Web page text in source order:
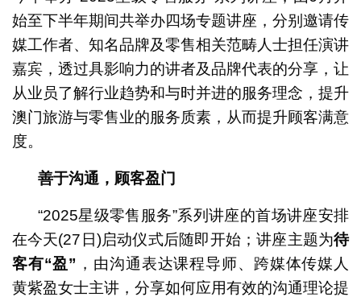
始至下半年期间共举办四场专题讲座，分别邀请传
媒工作者、知名品牌及零售相关范畴人士担任演讲
嘉宾，透过具影响力的讲者及品牌代表的分享，让
从业员了解行业趋势和与时并进的服务理念，提升
澳门旅游与零售业的服务质素，从而提升顾客满意
度。
善于沟通，顾客盈门
“2025星级零售服务”系列讲座的首场讲座安排
在今天(27日)启动仪式后随即开始；讲座主题为待
客有“盈” ，由沟通表达课程导师、跨媒体传媒人
黄紫盈女士主讲，分享如何应用有效的沟通理论提